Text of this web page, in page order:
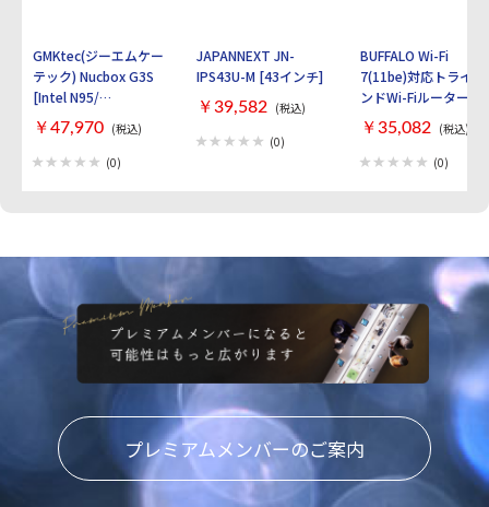
GMKtec(ジーエムケー
テック) Nucbox G3S
[Intel N95/
RAM:16GB/
SSD:512GB/ Windows
11 Pro]
￥47,970 (税込)
(0)
JAPANNEXT JN-
IPS43U-M [43インチ]
￥39,582 (税込)
(0)
BUFFALO Wi-Fi
7(11be)対応トライバ
ンドWi-Fiルーター
AirStation
WXR9300BE6P [ブラ
ック]
￥35,082 (税込)
(0)
プレミアムメンバーのご案内